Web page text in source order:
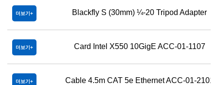
더보기 Blackfly S (30mm) ¼-20 Tripod Adapter
더보기 Card Intel X550 10GigE ACC-01-1107
더보기 Cable 4.5m CAT 5e Ethernet ACC-01-2101